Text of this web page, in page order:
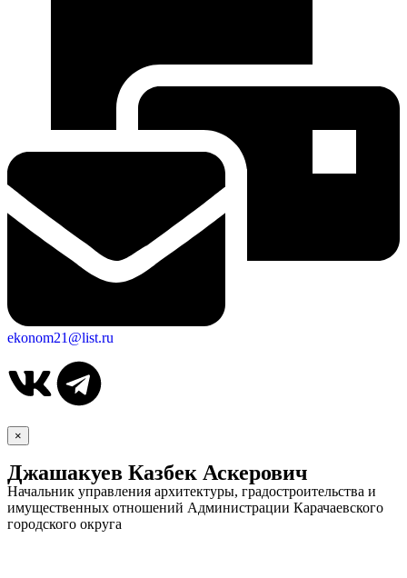
Дума
ekonom21@list.ru
×
Джашакуев Казбек Аскерович
Начальник управления архитектуры, градостроительства и
имущественных отношений Администрации Карачаевского
городского округа